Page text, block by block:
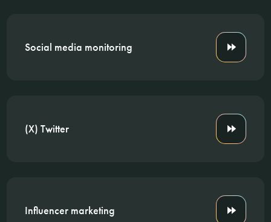
Social media monitoring
(X) Twitter
Influencer marketing